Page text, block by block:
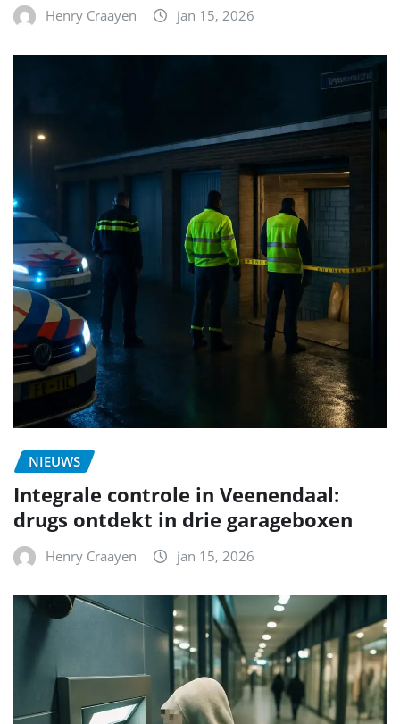
Henry Craayen jan 15, 2026
NIEUWS
Integrale controle in Veenendaal:
drugs ontdekt in drie garageboxen
Henry Craayen jan 15, 2026